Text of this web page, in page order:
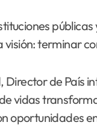
terminar
de País
vidas
oportunidades